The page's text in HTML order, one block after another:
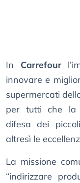
In Carrefour
innovare e
supermercati
per tutti che la
difesa dei
altresì le
La missione
“indirizzare